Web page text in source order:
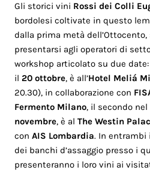
Gli storici vini Rossi dei Colli
bordolesi coltivate in questo
dalla prima metà dell’Ottocento,
presentarsi agli operatori di
workshop articolato su due
il20 ottobre, è all’Hotel Meliá
20.30), in collaborazione con
Fermento Milano, il secondo
novembre, è alThe Westin
conAIS Lombardia. In entrambi
dei banchi d’assaggio presso i
presenteranno i loro vini ai